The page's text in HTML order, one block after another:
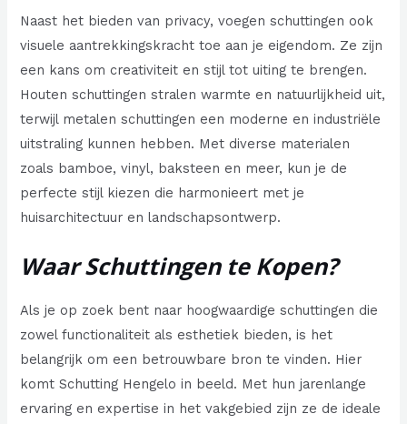
Naast het bieden van privacy, voegen schuttingen ook
visuele aantrekkingskracht toe aan je eigendom. Ze zijn
een kans om creativiteit en stijl tot uiting te brengen.
Houten schuttingen stralen warmte en natuurlijkheid uit,
terwijl metalen schuttingen een moderne en industriële
uitstraling kunnen hebben. Met diverse materialen
zoals bamboe, vinyl, baksteen en meer, kun je de
perfecte stijl kiezen die harmonieert met je
huisarchitectuur en landschapsontwerp.
Waar Schuttingen te Kopen?
Als je op zoek bent naar hoogwaardige schuttingen die
zowel functionaliteit als esthetiek bieden, is het
belangrijk om een betrouwbare bron te vinden. Hier
komt Schutting Hengelo in beeld. Met hun jarenlange
ervaring en expertise in het vakgebied zijn ze de ideale